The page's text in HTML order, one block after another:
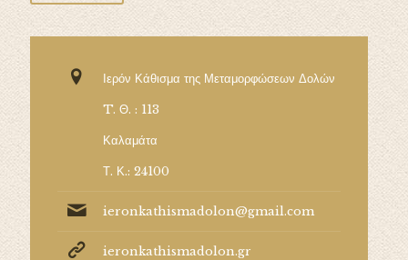
Ιερόν Κάθισμα της Μεταμορφώσεων Δολών
T. Θ. : 113
Καλαμάτα
Τ. Κ.: 24100
ieronkathismadolon@gmail.com
ieronkathismadolon.gr